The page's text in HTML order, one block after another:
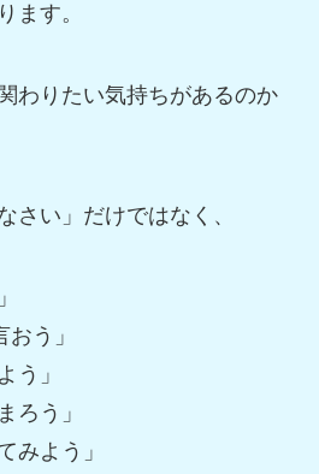
ます。
わりたい気持ちがあるのか
さい」だけではなく、
おう」
う」
ろう」
みよう」